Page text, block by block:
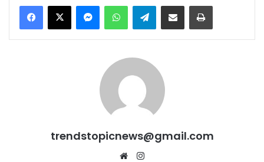
MessengerWhatsAppTelegramShare via Email Print
trendstopicnews@gmail.com
Website